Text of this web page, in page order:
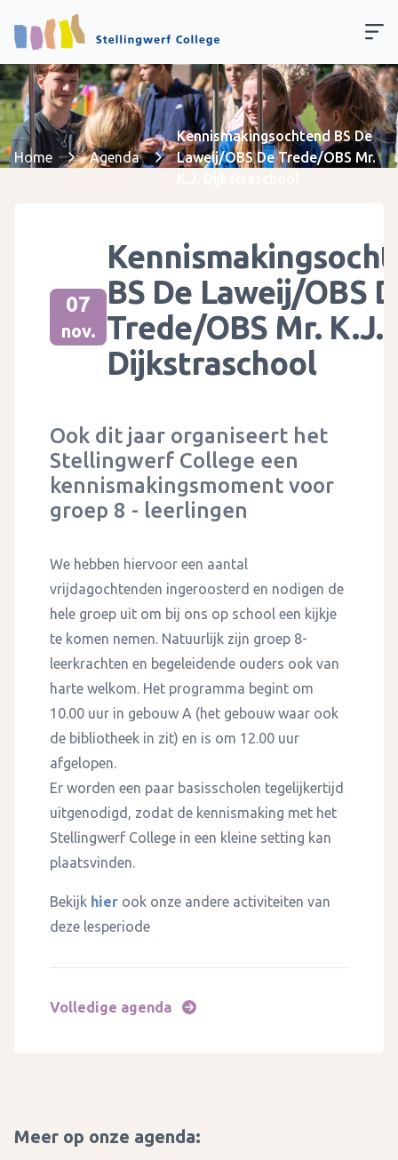
Home Agenda
Kennismakingsochtend BS De
Laweij/OBS De Trede/OBS Mr.
07
nov.
BS De Laweij/OBS
Trede/OBS Mr. K.J.
Dijkstraschool
Ook dit jaar organiseert het
Stellingwerf College een
kennismakingsmoment voor
groep 8 - leerlingen
We hebben hiervoor een aantal
vrijdagochtenden ingeroosterd en nodigen de
hele groep uit om bij ons op school een kijkje
te komen nemen. Natuurlijk zijn groep 8-
leerkrachten en begeleidende ouders ook van
harte welkom. Het programma begint om
10.00 uur in gebouw A (het gebouw waar ook
de bibliotheek in zit) en is om 12.00 uur
afgelopen.
Er worden een paar basisscholen tegelijkertijd
uitgenodigd, zodat de kennismaking met het
Stellingwerf College in een kleine setting kan
plaatsvinden.
Bekijk hier ook onze andere activiteiten van
deze lesperiode
Volledige agenda
Meer op onze agenda: